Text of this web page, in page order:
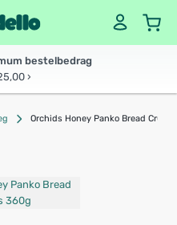
bestelbedrag
›
Orchids Honey Panko Bread